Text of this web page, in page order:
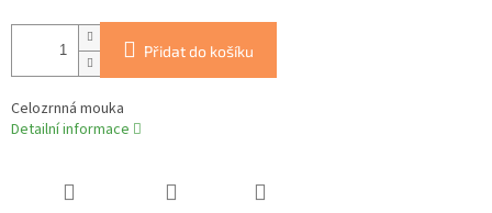
Přidat do košíku
Celozrnná mouka
Detailní informace